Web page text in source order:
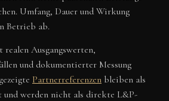
Umfang, Dauer und Wirkung
Betrieb ab.
Ausgangswerten,
und dokumentierter Messung
Partnerreferenzen bleiben als
und werden nicht als direkte L&P-